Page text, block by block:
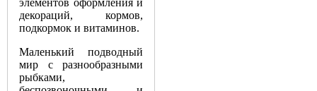
элементов оформления и
декораций, кормов,
подкормок и витаминов.
Маленький подводный
мир с разнообразными
рыбками,